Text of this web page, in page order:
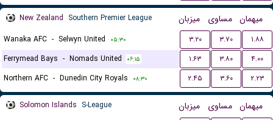
New Zealand Southern Premier League میزبان مساوی میهمان
Wanaka AFC - Selwyn United ۰۵:۳۰ ۳.۲۰ ۳.۷۰
۱.۸۸
Ferrymead Bays - Nomads United ۰۶:۱۵ ۱.۶۳ ۳.۸۰
۴.۰۰
Northern AFC - Dunedin City Royals ۰۸:۳۰ ۲.۴۵ ۳.۶۰ ۲.۲۳
Solomon Islands S-League میزبان مساوی میهمان